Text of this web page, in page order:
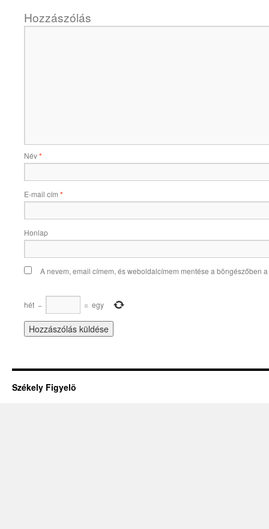
Hozzászólás
Név*
E-mail cím *
Honlap
A nevem, email címem, és weboldalcímem mentése a böngészőben
hét − = egy
Székely Figyelõ